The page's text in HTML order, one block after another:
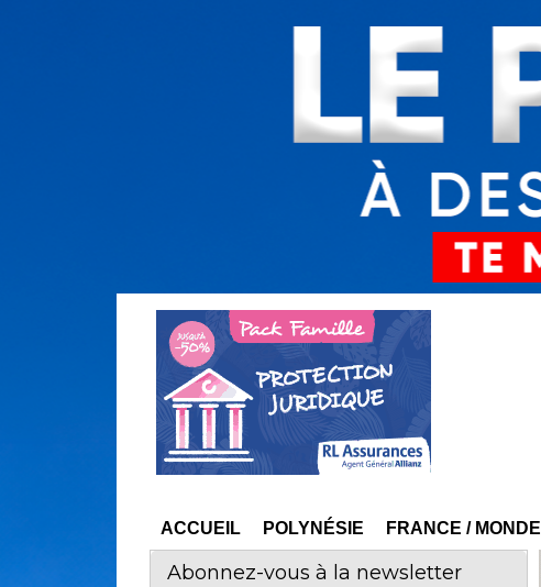
ACCUEIL POLYNÉSIE FRANCE / MONDE
Abonnez-vous à la newsletter